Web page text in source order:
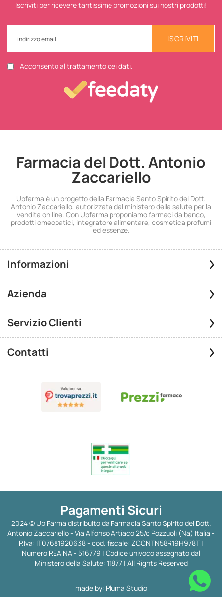
Iscriviti per ricevere tantissime promozioni sui nostri prodotti!
ISCRIVITI
Acconsento al trattamento dei dati.
Farmacia del Dott. Antonio
Zaccariello
Upfarma è un progetto della Farmacia Santo Spirito del Dott.
Antonio Zaccariello, autorizzata dal ministero della salute per la
vendita on line. Con Upfarma proponiamo farmaci da banco,
prodotti omeopatici, integratore alimentare, cosmetica profumi
ed essenze.
Informazioni
Azienda
Servizio Clienti
Contatti
Pagamenti Sicuri
2024 © Up Farma distribuito da Farmacia Santo Spirito del Dott.
Antonio Zaccariello - Via Alfonso Artiaco 25/c Pozzuoli (Na) Italia -
P.Iva: IT07681920638 - cod. fiscale: ZCCNTN58R19H978T |
Numero REA NA - 516779 | Codice univoco assegnato dal
Ministero della Salute: 11877 | All Rights Reserved
made by: Pluma Studio